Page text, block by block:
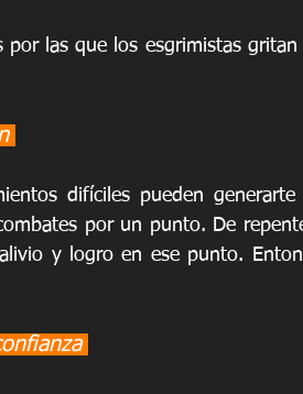
por las que los esgrimistas
difíciles pueden
por un punto. De
y logro en ese punto.